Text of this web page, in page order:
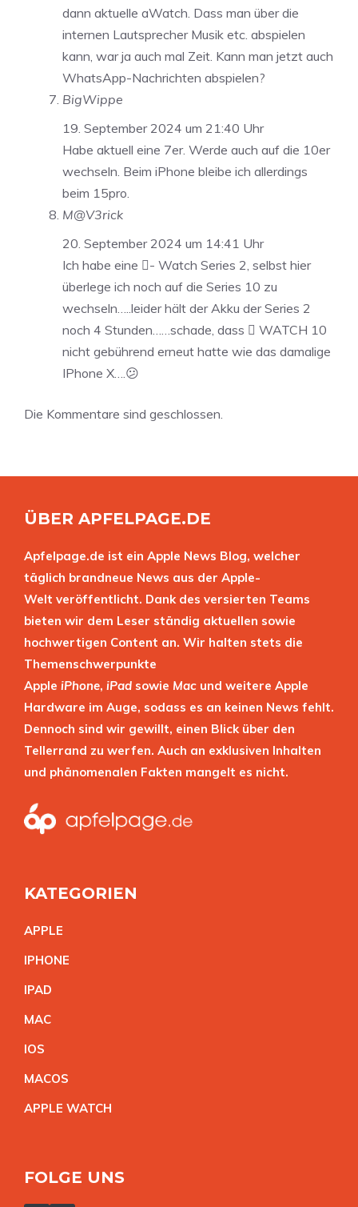
dann aktuelle aWatch. Dass man über die
internen Lautsprecher Musik etc. abspielen
kann, war ja auch mal Zeit. Kann man jetzt auch
WhatsApp-Nachrichten abspielen?
BigWippe
19. September 2024 um 21:40 Uhr
Habe aktuell eine 7er. Werde auch auf die 10er
wechseln. Beim iPhone bleibe ich allerdings
beim 15pro.
M@V3rick
20. September 2024 um 14:41 Uhr
Ich habe eine - Watch Series 2, selbst hier
überlege ich noch auf die Series 10 zu
wechseln…..leider hält der Akku der Series 2
noch 4 Stunden……schade, dass  WATCH 10
nicht gebührend erneut hatte wie das damalige
IPhone X….😕
Die Kommentare sind geschlossen.
ÜBER APFELPAGE.DE
Apfelpage.de ist ein Apple News Blog, welcher
täglich brandneue News aus der Apple-
Welt veröffentlicht. Dank des versierten Teams
bieten wir dem Leser ständig aktuellen sowie
hochwertigen Content an. Wir halten stets die
Themenschwerpunkte
Apple iPhone, iPad sowie Mac und weitere Apple
Hardware im Auge, sodass es an keinen News fehlt.
Dennoch sind wir gewillt, einen Blick über den
Tellerrand zu werfen. Auch an exklusiven Inhalten
und phänomenalen Fakten mangelt es nicht.
KATEGORIEN
APPLE
IPHONE
IPAD
MAC
IOS
MACOS
APPLE WATCH
FOLGE UNS